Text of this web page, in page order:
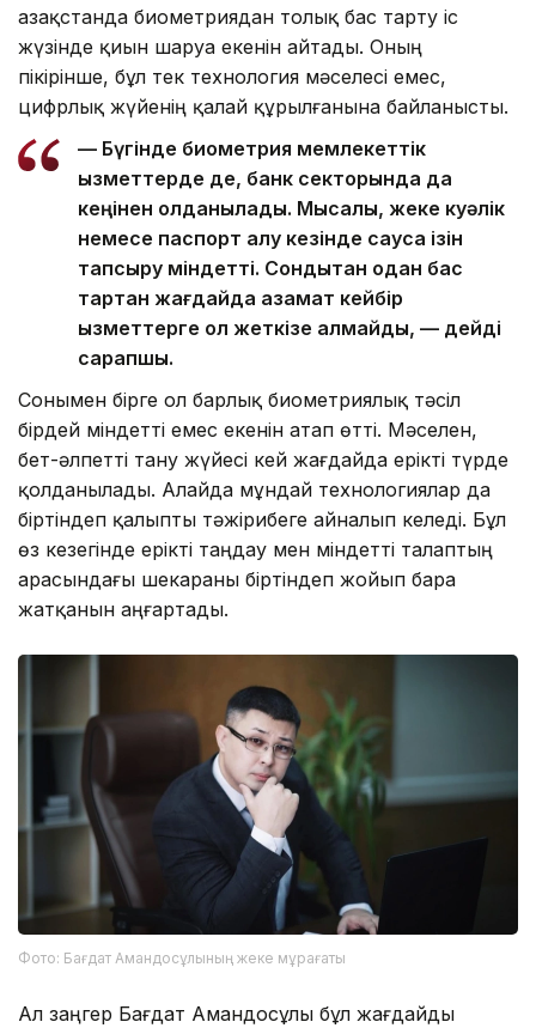
Қазақстанда биометриядан толық бас тарту іс
жүзінде қиын шаруа екенін айтады. Оның
пікірінше, бұл тек технология мәселесі емес,
цифрлық жүйенің қалай құрылғанына байланысты.
— Бүгінде биометрия мемлекеттік
қызметтерде де, банк секторында да
кеңінен қолданылады. Мысалы, жеке куәлік
немесе паспорт алу кезінде саусақ ізін
тапсыру міндетті. Сондықтан одан бас
тартқан жағдайда азамат кейбір
қызметтерге қол жеткізе алмайды, — дейді
сарапшы.
Сонымен бірге ол барлық биометриялық тәсіл
бірдей міндетті емес екенін атап өтті. Мәселен,
бет-әлпетті тану жүйесі кей жағдайда ерікті түрде
қолданылады. Алайда мұндай технологиялар да
біртіндеп қалыпты тәжірибеге айналып келеді. Бұл
өз кезегінде ерікті таңдау мен міндетті талаптың
арасындағы шекараны біртіндеп жойып бара
жатқанын аңғартады.
Фото: Бағдат Амандосұлының жеке мұрағаты
Ал заңгер Бағдат Амандосұлы бұл жағдайды